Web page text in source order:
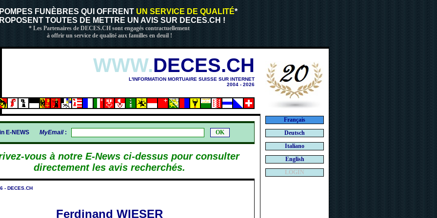
FUNÈBRES QUI OFFRENT UN SERVICE DE QUALITÉ*
TOUTES DE METTRE UN AVIS SUR DECES.CH !
* Les Partenaires de DECES.CH sont engagés contractuellement
à offrir un service de qualité aux familles en deuil !
WWW.DECES.CH
L'INFORMATION MORTUAIRE SUISSE SUR INTERNET
2004 - 2026
E-NEWS MyEmail:
vous à notre E-News ci-dessus pour consulter
directement les avis recherchés.
- DECES.CH
Ferdinand WIESER
Français
Deutsch
Italiano
English
LOGIN